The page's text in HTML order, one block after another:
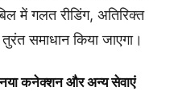
में गलत रीडिंग, अतिरिक्त
समाधान किया जाएगा।
कनेक्शन और अन्य सेवाएं